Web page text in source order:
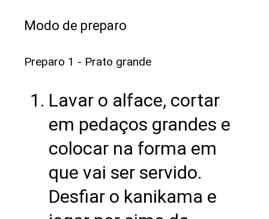
Modo de preparo
Preparo 1 - Prato grande
Lavar o alface, cortar
em pedaços grandes e
colocar na forma em
que vai ser servido.
Desfiar o kanikama e